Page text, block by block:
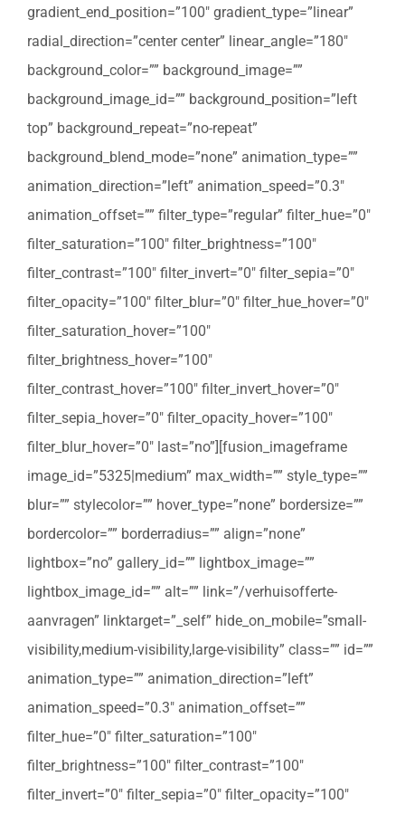
gradient_end_position=”100″ gradient_type=”linear”
radial_direction=”center center” linear_angle=”180″
background_color=”” background_image=””
background_image_id=”” background_position=”left
top” background_repeat=”no-repeat”
background_blend_mode=”none” animation_type=””
animation_direction=”left” animation_speed=”0.3″
animation_offset=”” filter_type=”regular” filter_hue=”0″
filter_saturation=”100″ filter_brightness=”100″
filter_contrast=”100″ filter_invert=”0″ filter_sepia=”0″
filter_opacity=”100″ filter_blur=”0″ filter_hue_hover=”0″
filter_saturation_hover=”100″
filter_brightness_hover=”100″
filter_contrast_hover=”100″ filter_invert_hover=”0″
filter_sepia_hover=”0″ filter_opacity_hover=”100″
filter_blur_hover=”0″ last=”no”][fusion_imageframe
image_id=”5325|medium” max_width=”” style_type=””
blur=”” stylecolor=”” hover_type=”none” bordersize=””
bordercolor=”” borderradius=”” align=”none”
lightbox=”no” gallery_id=”” lightbox_image=””
lightbox_image_id=”” alt=”” link=”/verhuisofferte-
aanvragen” linktarget=”_self” hide_on_mobile=”small-
visibility,medium-visibility,large-visibility” class=”” id=””
animation_type=”” animation_direction=”left”
animation_speed=”0.3″ animation_offset=””
filter_hue=”0″ filter_saturation=”100″
filter_brightness=”100″ filter_contrast=”100″
filter_invert=”0″ filter_sepia=”0″ filter_opacity=”100″